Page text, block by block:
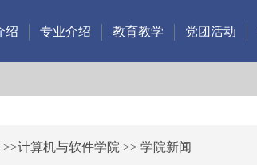
绍 专业介绍 教育教学 党团活动
>>计算机与软件学院 >> 学院新闻